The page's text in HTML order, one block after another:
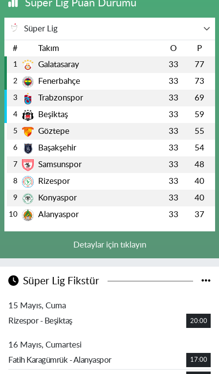
Süper Lig Puan Durumu
Süper Lig
# Takım O P
1 Galatasaray 33 77
2 Fenerbahçe 33 73
3 Trabzonspor 33 69
4 Beşiktaş 33 59
5 Göztepe 33 55
6 Başakşehir 33 54
7 Samsunspor 33 48
8 Rizespor 33 40
9 Konyaspor 33 40
10 Alanyaspor 33 37
Detaylar için tıklayın
Süper Lig Fikstür
15 Mayıs, Cuma
Rizespor - Beşiktaş
20:00
16 Mayıs, Cumartesi
Fatih Karagümrük - Alanyaspor
17:00